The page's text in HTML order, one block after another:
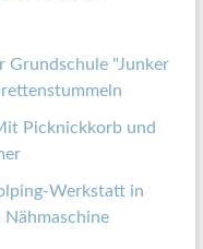
Grundschule "Junker
Picknickkorb und
Werkstatt in
Nähmaschine